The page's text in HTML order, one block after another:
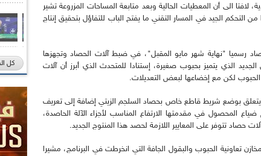
لافتا الى أن المعطيات الحالية وبعد متابعة المساحات المزروعة تشير
التحكم الجيد في المسار التقني ما يفتح الباب للتفاؤل بتحقيق إنتاج
رسميا "نهاية شهر مايو المقبل"، في ضبط آلات الحصاد وتجهزها
الذي يتميز بحبوب صغيرة، إستنادا للمتحدث الذي أبرز أن آلات
لكن مع إخضاعها لبعض التعديلات.
بوضع شريط قاطع خاص بحصاد السلجم الزيتي إضافة إلى تعريف
المحصول في مقدمتها الارتفاع المناسب لأجزاء الآلة الحاصدة،
تعاونية الحبوب والبقول الجافة التي انخرطت في البرنامج، مشيرا
كل